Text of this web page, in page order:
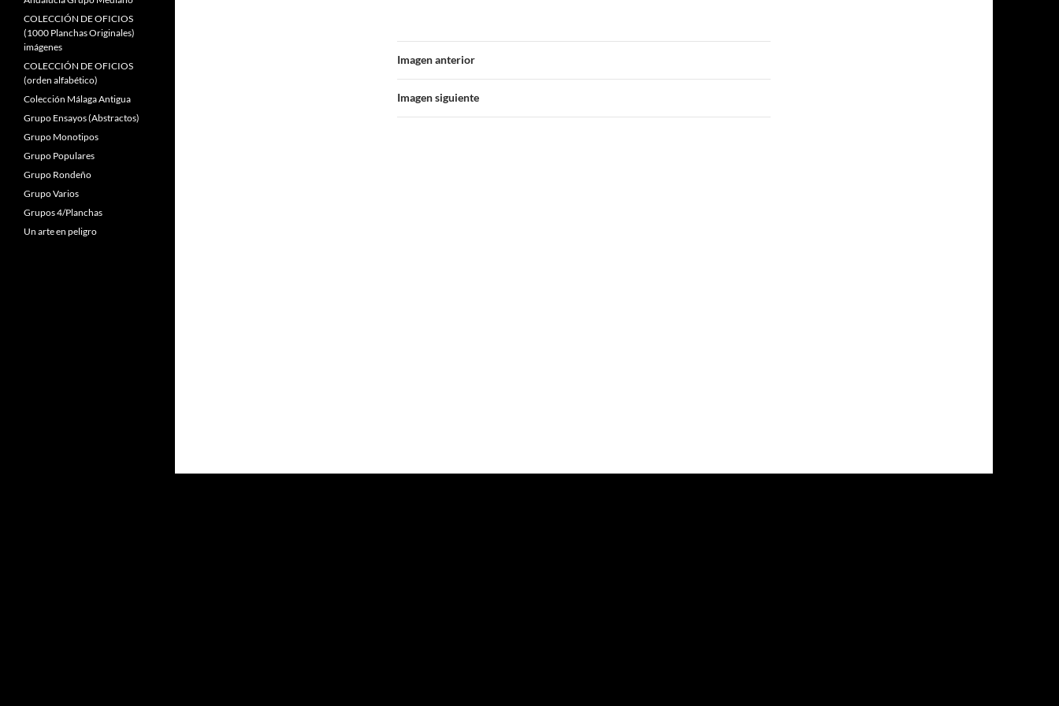
Imagen anterior
Imagen siguiente
COLECCIÓN DE OFICIOS
(1000 Planchas Originales)
imágenes
COLECCIÓN DE OFICIOS
(orden alfabético)
Colección Málaga Antigua
Grupo Ensayos (Abstractos)
Grupo Monotipos
Grupo Populares
Grupo Rondeño
Grupo Varios
Grupos 4/Planchas
Un arte en peligro